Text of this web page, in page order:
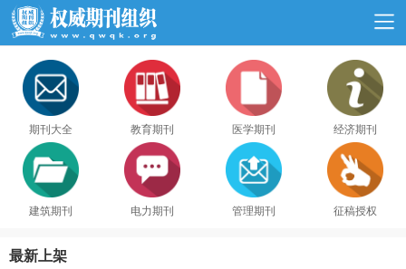
期刊大全 教育期刊 医学期刊 经济期刊
建筑期刊 电力期刊 管理期刊 征稿授权
最新上架